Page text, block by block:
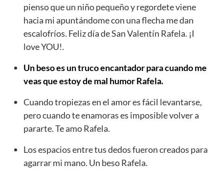
pienso que un niño pequeño y regordete viene
hacia mi apuntándome con una flecha me dan
escalofríos. Feliz día de San Valentín Rafela. ¡I
love YOU!.
Un beso es un truco encantador para cuando me
veas que estoy de mal humor Rafela.
Cuando tropiezas en el amor es fácil levantarse,
pero cuando te enamoras es imposible volver a
pararte. Te amo Rafela.
Los espacios entre tus dedos fueron creados para
agarrar mi mano. Un beso Rafela.